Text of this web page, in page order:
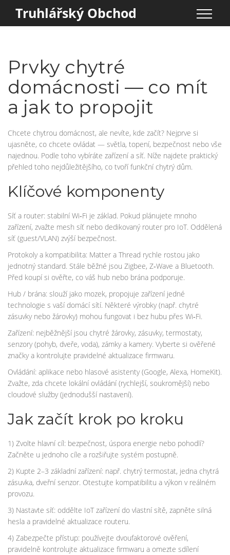
Truhlářský Obchod
Prvky chytré
domácnosti — co mít
a jak to propojit
Chcete chytrou domácnost, ale nevíte, kde začít? Nejprve si
ujasněte, co chcete ovládat — světla, topení, bezpečnost nebo vše
najednou. Podle toho vybíráte zařízení a síť. Níže najdete praktický
přehled toho nejdůležitějšího, co tvoří funkční chytrý dům.
Klíčové komponenty
Síť a router: stabilní Wi‑Fi je základ. Pokud plánujete mnoho
zařízení, zvažte mesh síť nebo dedikovaný router pro IoT. Oddělená
síť (guest/VLAN) zvýší bezpečnost.
Protokoly a kompatibilita: Matter a Thread rychle rostou jako
jednotný standard. Stále běžné jsou Zigbee, Z‑Wave a Bluetooth.
Před koupí si ověřte, co váš hub nebo brána podporuje.
Hub / brána: slouží jako mozek, propojuje zařízení jedné
technologie s vaší domácí sítí. Některé výrobky (např. chytré
zásuvky nebo žárovky) mohou fungovat i bez hubu přes Wi‑Fi.
Zařízení: nejběžnější jsou chytré žárovky, zásuvky, termostaty,
senzory (pohyb, dveře, voda), zámky a kamery. Vyberte si ověřené
značky a kontrolujte pravidelné aktualizace firmwaru.
Ovládání: aplikace nebo hlasové asistenty (Google, Alexa, HomeKit).
Zvažte, zda chcete lokální ovládání (rychlejší, soukromější) nebo
cloudové služby (jednodušší nastavení).
Jak začít krok po kroku
1) Zvolte hlavní cíl: bezpečnost, úspora energie nebo pohodlí?
Začněte u jednoho cíle a rozšiřujte systém postupně.
2) Kupte 2–3 základní zařízení: např. chytrý termostat, jedna chytrá
zásuvka, dveřní senzor. Otestujte kompatibilitu a výkon v reálném
provozu.
3) Nastavte síť: oddělte IoT zařízení do vlastní sítě, zapněte silná
hesla a pravidelné aktualizace routeru.
4) Zabezpečte přístup: používejte dvoufaktorové ověření,
pravidelně kontrolujte aktualizace firmwaru a omezte sdílení